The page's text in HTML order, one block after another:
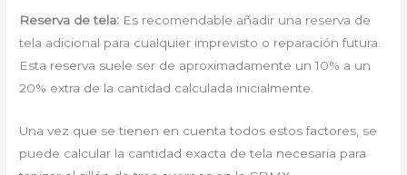
Reserva de tela: Es recomendable añadir una reserva de
tela adicional para cualquier imprevisto o reparación futura.
Esta reserva suele ser de aproximadamente un 10% a un
20% extra de la cantidad calculada inicialmente.
Una vez que se tienen en cuenta todos estos factores, se
puede calcular la cantidad exacta de tela necesaria para